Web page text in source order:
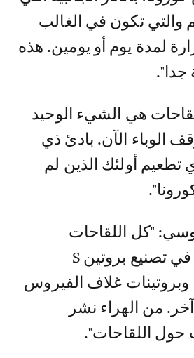
والتي تكون في الغالب
لمدة يوم أو يومين. هذه
جدا".
هي الشيء الوحيد
الوباء الآن. بادئ ذي
تطعيم أولئك الذين لم
"كل اللقاحات
الروسية، تساهم في تصنيع بروتين S
غلاف الفيروس
من الهراء نشر
حول اللقاحات".